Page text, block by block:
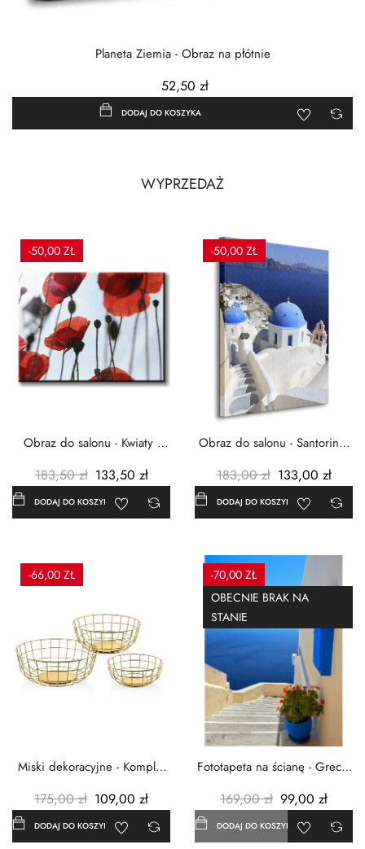
Planeta Ziemia - Obraz na płótnie
52,50 zł
DODAJ DO KOSZYKA
WYPRZEDAŻ
-50,00 ZŁ
Obraz do salonu - Kwiaty -
183,50 zł 133,50 zł
DODAJ DO KOSZYKA
-50,00 ZŁ
Obraz do salonu - Santorini -
183,00 zł 133,00 zł
DODAJ DO KOSZYKA
-66,00 ZŁ
Miski dekoracyjne - Komplet
175,00 zł 109,00 zł
DODAJ DO KOSZYKA
-70,00 ZŁ
OBECNIE BRAK NA
STANIE
Fototapeta na ścianę - Grecja
169,00 zł 99,00 zł
DODAJ DO KOSZYKA